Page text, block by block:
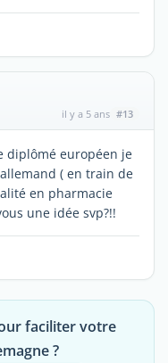
il y a 5 ans #13
diplômé européen je
( en train de
en pharmacie
une idée svp?!!
faciliter votre
?